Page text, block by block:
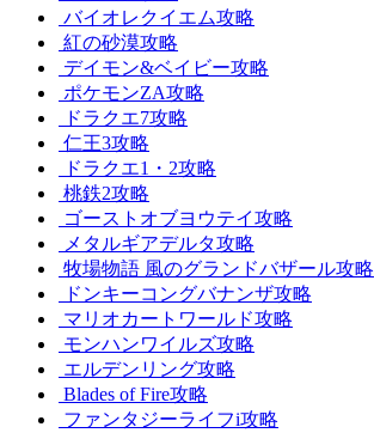
バイオレクイエム攻略
紅の砂漠攻略
デイモン&ベイビー攻略
ポケモンZA攻略
ドラクエ7攻略
仁王3攻略
ドラクエ1・2攻略
桃鉄2攻略
ゴーストオブヨウテイ攻略
メタルギアデルタ攻略
牧場物語 風のグランドバザール攻略
ドンキーコングバナンザ攻略
マリオカートワールド攻略
モンハンワイルズ攻略
エルデンリング攻略
Blades of Fire攻略
ファンタジーライフi攻略